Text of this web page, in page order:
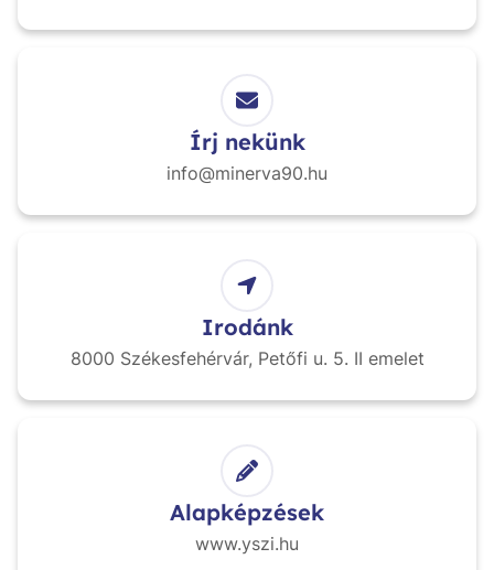
Írj nekünk
info@minerva90.hu
Irodánk
8000 Székesfehérvár, Petőfi u. 5. II emelet
Alapképzések
www.yszi.hu